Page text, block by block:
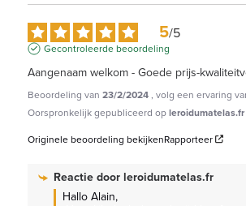
5/5
Gecontroleerde beoordeling
Aangenaam welkom - Goede prijs-
Beoordeling van 23/2/2024, volg een ervaring
Oorspronkelijk gepubliceerd opleroidumatelas.fr
Originele beoordeling bekijkenRapporteer
Reactie doorleroidumatelas.fr
Hallo Alain,